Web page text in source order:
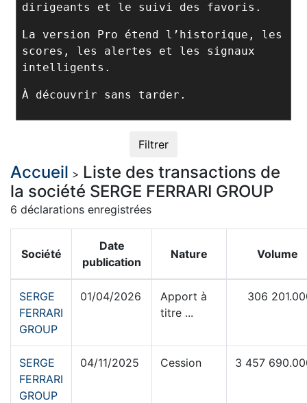
dirigeants et le suivi des favoris.
La version Pro étend l’historique, les
scores, les alertes et les signaux
intelligents.
À découvrir sans tarder.
Filtrer
Accueil > Liste des transactions de
la société SERGE FERRARI GROUP
6 déclarations enregistrées
Société
Date
publication
Nature Volume
SERGE
FERRARI
GROUP
01/04/2026
Apport à
titre ...
306
SERGE
FERRARI
GROUP
04/11/2025 Cession 3 457